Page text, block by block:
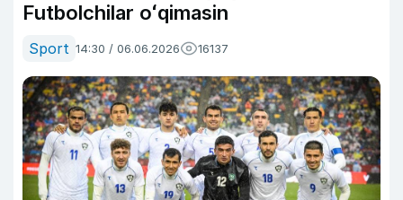
Futbolchilar oʻqimasin
Sport 14:30 / 06.06.2026 16137